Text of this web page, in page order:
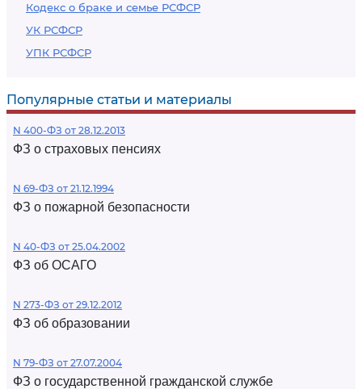
Кодекс о браке и семье РСФСР
УК РСФСР
УПК РСФСР
Популярные статьи и материалы
N 400-ФЗ от 28.12.2013
ФЗ о страховых пенсиях
N 69-ФЗ от 21.12.1994
ФЗ о пожарной безопасности
N 40-ФЗ от 25.04.2002
ФЗ об ОСАГО
N 273-ФЗ от 29.12.2012
ФЗ об образовании
N 79-ФЗ от 27.07.2004
ФЗ о государственной гражданской службе